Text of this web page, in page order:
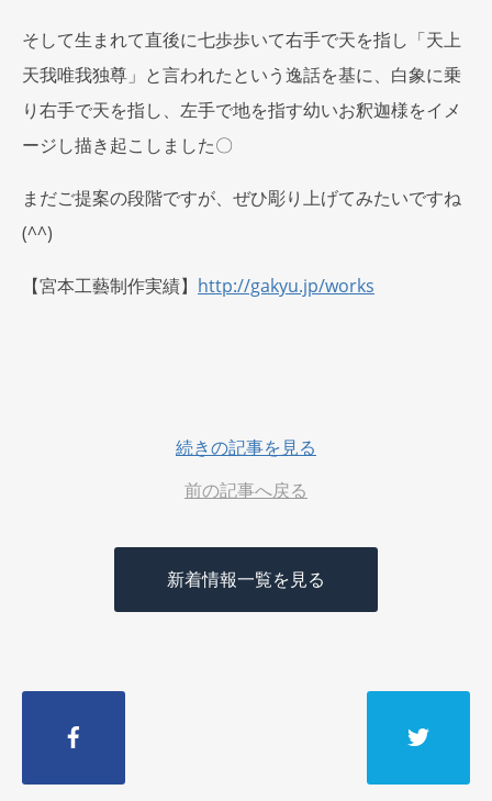
そして生まれて直後に七歩歩いて右手で天を指し「天上
天我唯我独尊」と言われたという逸話を基に、白象に乗
り右手で天を指し、左手で地を指す幼いお釈迦様をイメ
ージし描き起こしました〇
まだご提案の段階ですが、ぜひ彫り上げてみたいですね
(^^)
【宮本工藝制作実績】 http://gakyu.jp/works
続きの記事を見る
前の記事へ戻る
新着情報一覧を見る